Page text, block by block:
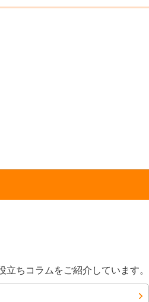
ちコラムをご紹介しています。